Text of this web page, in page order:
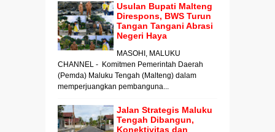
Usulan Bupati Malteng
Direspons, BWS Turun
Tangan Tangani Abrasi
Negeri Haya
MASOHI, MALUKU
CHANNEL - Komitmen Pemerintah Daerah
(Pemda) Maluku Tengah (Malteng) dalam
memperjuangkan pembanguna...
Jalan Strategis Maluku
Tengah Dibangun,
Konektivitas dan